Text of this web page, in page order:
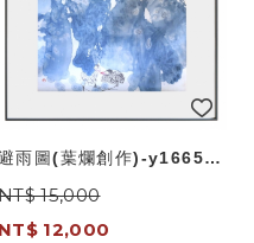
雨圖(葉爛創作)-y16656
畫作系列-國畫
15,000
NT$ 12,000